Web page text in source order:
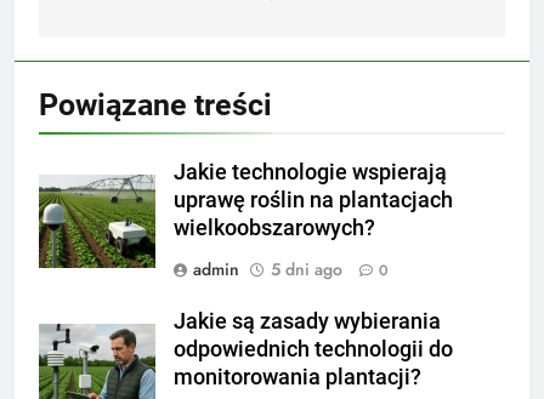
Powiązane treści
Jakie technologie wspierają
uprawę roślin na plantacjach
wielkoobszarowych?
admin
5 dni ago 0
Jakie są zasady wybierania
odpowiednich technologii do
monitorowania plantacji?